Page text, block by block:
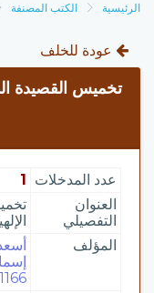
الرئيسية الكتب المصنفة
عودة للخلف
تخميس القصيدة
عدد المدخلات 1
العنوان
التفصيلي
المؤلف
1166